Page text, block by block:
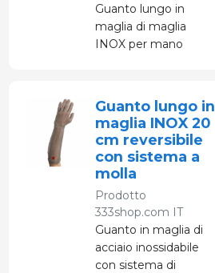
Guanto lungo in
maglia di maglia
INOX per mano
Guanto lungo in
maglia INOX 20
cm reversibile
con sistema a
molla
Prodotto
333shop.com IT
Guanto in maglia di
acciaio inossidabile
con sistema di